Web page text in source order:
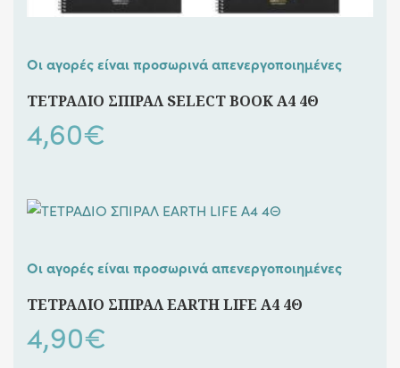
Οι αγορές είναι προσωρινά απενεργοποιημένες
ΤΕΤΡΑΔΙΟ ΣΠΙΡΑΛ SELECT BOOK A4 4Θ
4,60€
Οι αγορές είναι προσωρινά απενεργοποιημένες
ΤΕΤΡΑΔΙΟ ΣΠΙΡΑΛ EARTH LIFE Α4 4Θ
4,90€